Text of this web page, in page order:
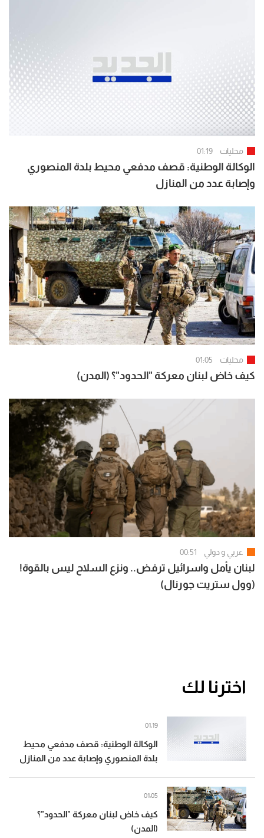
محليات 01:19
الوكالة الوطنية: قصف مدفعي محيط بلدة المنصوري
وإصابة عدد من المنازل
محليات 01:05
كيف خاض لبنان معركة "الحدود"؟ (المدن)
عربي و دولي 00:51
لبنان يأمل واسرائيل ترفض.. ونزع السلاح ليس بالقوة!
(وول ستريت جورنال)
اخترنا لك
الوكالة الوطنية: قصف مدفعي محيط
بلدة المنصوري وإصابة عدد من المنازل
01:19
كيف خاض لبنان معركة "الحدود"؟
(المدن)
01:05